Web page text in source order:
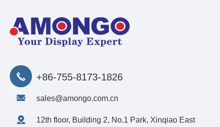
+86-755-8173-1826
sales@amongo.com.cn
12th floor, Building 2, No.1 Park, Xinqiao East